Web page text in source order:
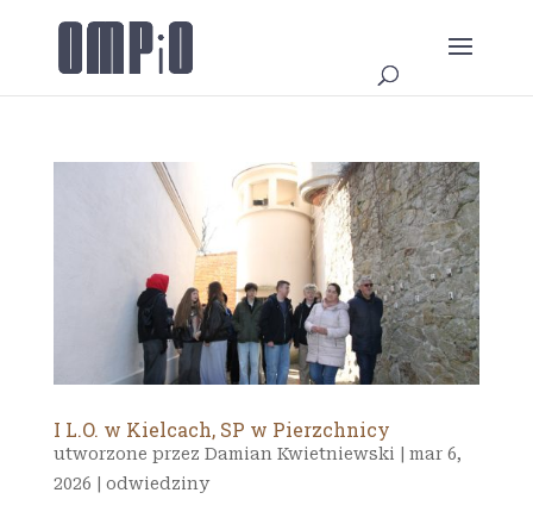
I L.O. w Kielcach, SP w Pierzchnicy
utworzone przez Damian Kwietniewski
mar 6,
2026
odwiedziny